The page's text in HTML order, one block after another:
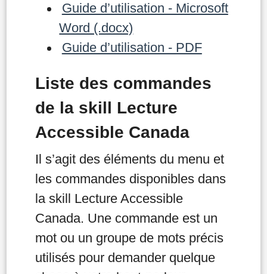
Guide d’utilisation - Microsoft
Word (.docx)
Guide d’utilisation - PDF
Liste des commandes
de la skill Lecture
Accessible Canada
Il s’agit des éléments du menu et
les commandes disponibles dans
la skill Lecture Accessible
Canada. Une commande est un
mot ou un groupe de mots précis
utilisés pour demander quelque